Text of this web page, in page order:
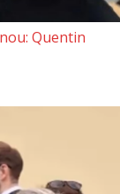
Quentin